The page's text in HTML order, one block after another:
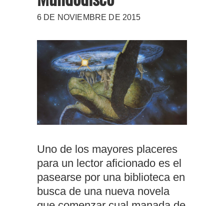
6 DE NOVIEMBRE DE 2015
Uno de los mayores placeres
para un lector aficionado es el
pasearse por una biblioteca en
busca de una nueva novela